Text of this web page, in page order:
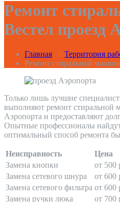
Ремонт
Вестел проезд
Главная / Территория
Ремонт стиральной
Только лишь лучшие
выполняют ремонт стиральной
Аэропорта и предоставляют
Опытные профессионалы
оптимальный способ ремонта
Неисправность
Цена
Замена кнопки
от 500
Замена сетевого шнура
от 600
Замена сетевого фильтра от 600
Замена ручки люка
от 700